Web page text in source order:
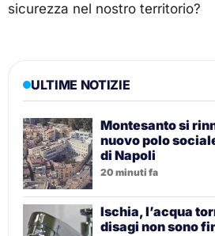
sicurezza nel nostro territorio?
ULTIME NOTIZIE
Montesanto si
nuovo polo
di Napoli
20 minuti fa
Ischia, l’acqua
disagi non sono